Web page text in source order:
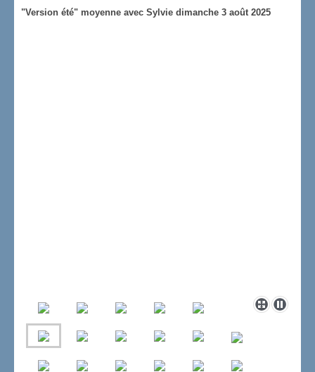
"Version été" moyenne avec Sylvie dimanche 3 août 2025